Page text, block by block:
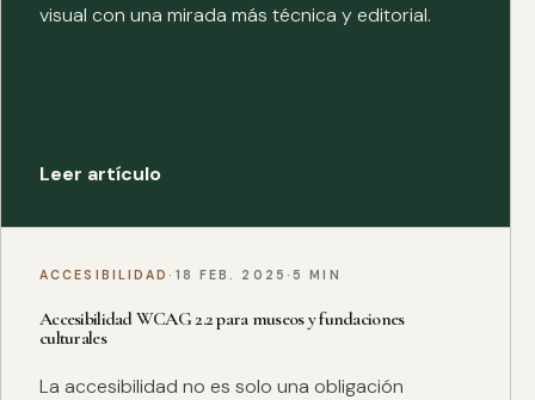
visual con una mirada más técnica y editorial.
Leer artículo
ACCESIBILIDAD · 18 FEB. 2025 · 5 MIN
Accesibilidad WCAG 2.2 para museos y fundaciones
culturales
La accesibilidad no es solo una obligación